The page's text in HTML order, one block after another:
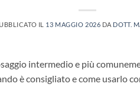
IL 13 MAGGIO 2026 DA DOTT.
intermedio e più
è consigliato e come usarlo